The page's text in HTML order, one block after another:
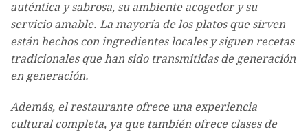
auténtica y sabrosa, su ambiente acogedor y su
servicio amable. La mayoría de los platos que sirven
están hechos con ingredientes locales y siguen recetas
tradicionales que han sido transmitidas de generación
en generación.
Además, el restaurante ofrece una experiencia
cultural completa, ya que también ofrece clases de